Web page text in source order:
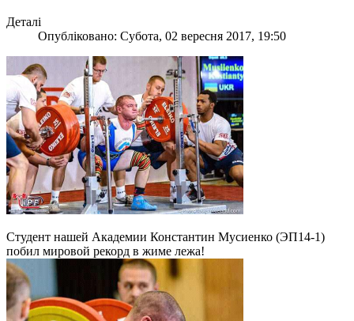
Деталі
Опубліковано: Субота, 02 вересня 2017, 19:50
Студент нашей Академии Константин Мусиенко (ЭП14-1)
побил мировой рекорд в жиме лежа!